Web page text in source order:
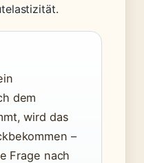
dem
wird das
–
Frage nach